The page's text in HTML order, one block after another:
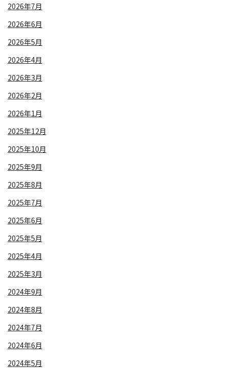
2026年7月
2026年6月
2026年5月
2026年4月
2026年3月
2026年2月
2026年1月
2025年12月
2025年10月
2025年9月
2025年8月
2025年7月
2025年6月
2025年5月
2025年4月
2025年3月
2024年9月
2024年8月
2024年7月
2024年6月
2024年5月